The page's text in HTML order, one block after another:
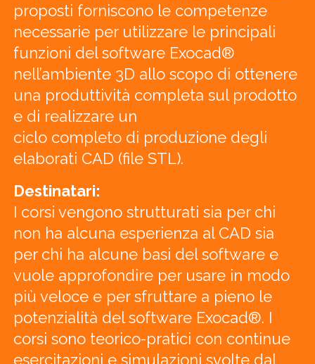
proposti forniscono le competenze
necessarie per utilizzare le principali
funzioni del software Exocad®
nell’ambiente 3D allo scopo di ottenere
una produttività completa sul prodotto
e di realizzare un
ciclo completo di produzione degli
elaborati CAD (file STL).
Destinatari:
I corsi vengono strutturati sia per chi
non ha alcuna esperienza al CAD sia
per chi ha alcune basi del software e
vuole approfondire per usare in modo
più veloce e per sfruttare a pieno le
potenzialità del software Exocad®. I
corsi sono teorico-pratici con continue
esercitazioni e simulazioni svolte dal